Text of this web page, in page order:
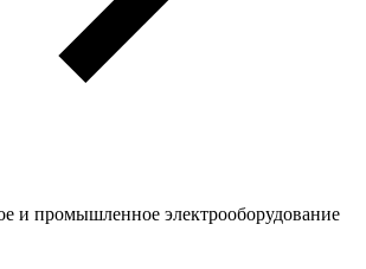
и промышленное электрооборудование